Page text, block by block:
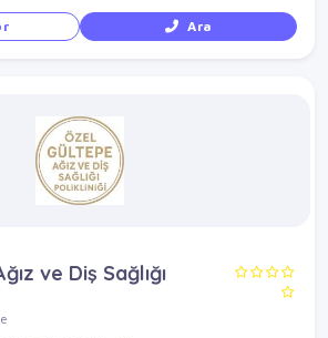
Ara
ve Diş Sağlığı